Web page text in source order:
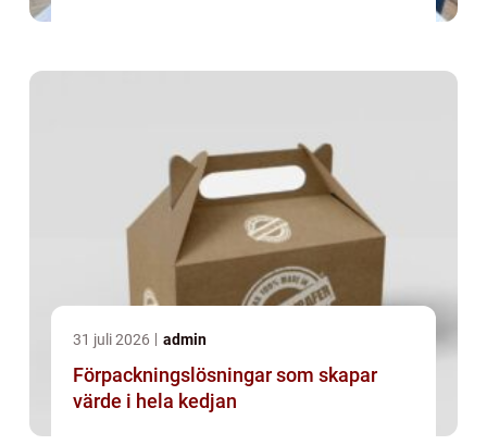
31 juli 2026 admin
Förpackningslösningar som skapar
värde i hela kedjan